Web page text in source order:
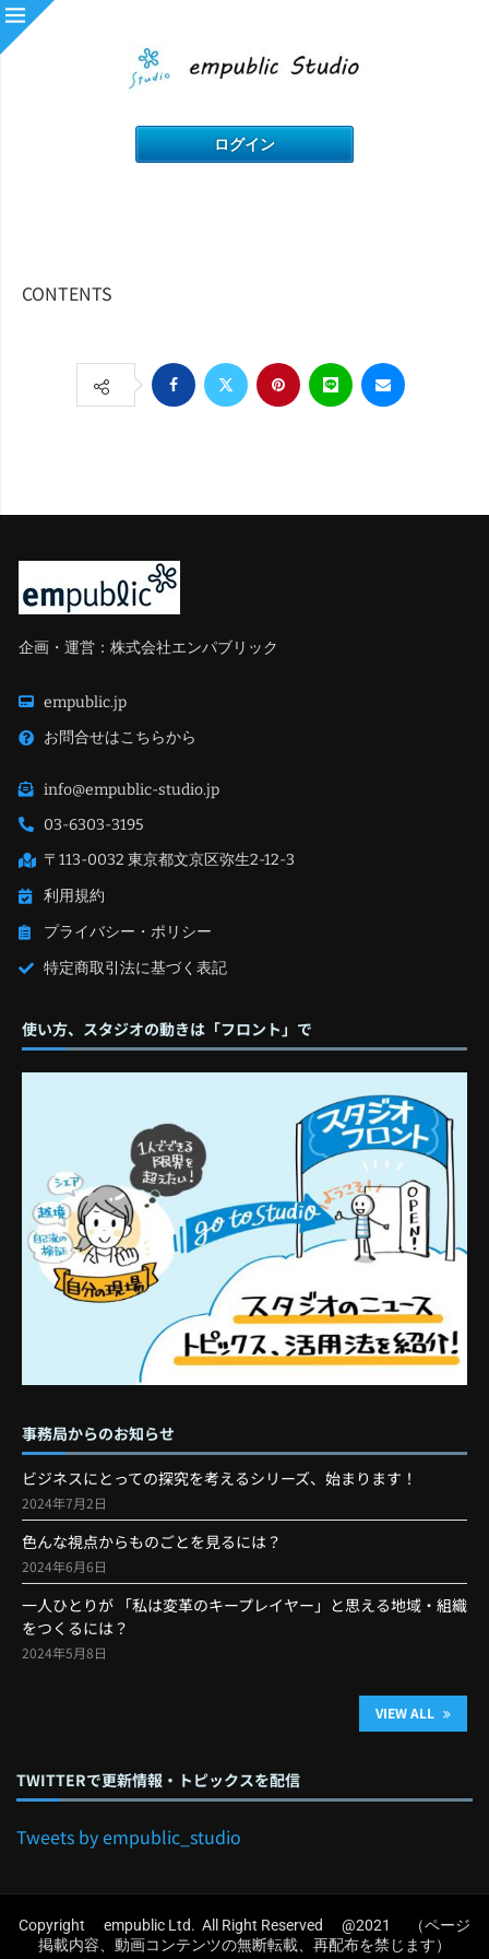
CONTENTS
企画・運営：株式会社エンパブリック
empublic.jp
お問合せはこちらから
info@empublic-studio.jp
03-6303-3195
〒113-0032 東京都文京区弥生2-12-3
利用規約
プライバシー・ポリシー
特定商取引法に基づく表記
使い方、スタジオの動きは「フロント」で
事務局からのお知らせ
ビジネスにとっての探究を考えるシリーズ、始まります！
2024年7月2日
色んな視点からものごとを見るには？
2024年6月6日
一人ひとりが 「私は変革のキープレイヤー」と思える地域・組織
をつくるには？
2024年5月8日
VIEW ALL
TWITTERで更新情報・トピックスを配信
Tweets by empublic_studio
Copyright empublic Ltd. All Right Reserved @2021 （ページ
掲載内容、動画コンテンツの無断転載、再配布を禁じます）